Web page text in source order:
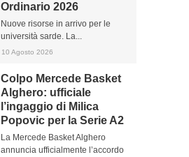
Ordinario 2026
Nuove risorse in arrivo per le
università sarde. La...
10 Agosto 2026
Colpo Mercede Basket
Alghero: ufficiale
l’ingaggio di Milica
Popovic per la Serie A2
La Mercede Basket Alghero
annuncia ufficialmente l’accordo